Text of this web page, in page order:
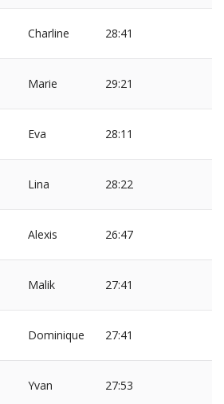
Charline 28:41
Marie 29:21
Eva 28:11
Lina 28:22
Alexis 26:47
Malik 27:41
Dominique 27:41
Yvan 27:53